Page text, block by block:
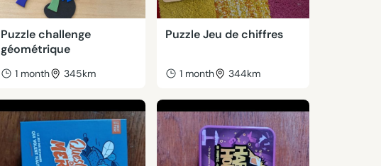
Puzzle challenge
géométrique
1 month 345km
Puzzle Jeu de chiffres
1 month 344km